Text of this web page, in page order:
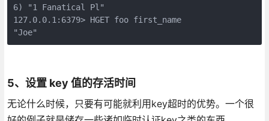
6) "1 Fanatical Pl"
127.0.0.1:6379> HGET foo first_name
"Joe"
5、设置 key 值的存活时间
无论什么时候，只要有可能就利用key超时的优势。一个很